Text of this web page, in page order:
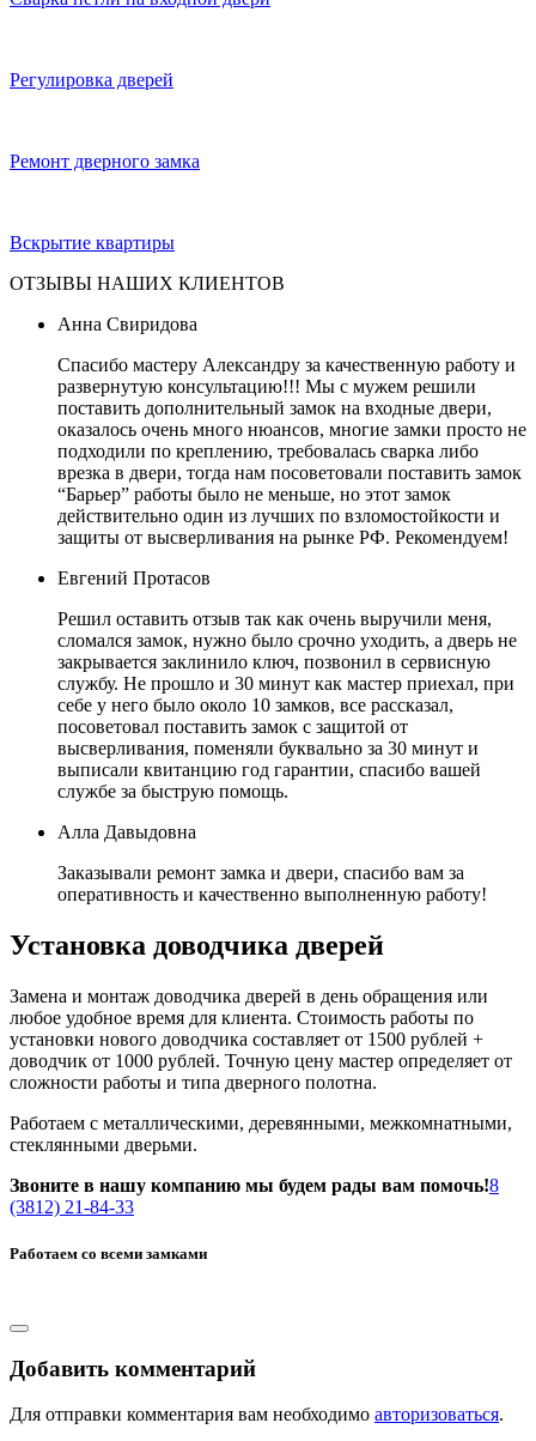
Регулировка дверей
Ремонт дверного замка
Вскрытие квартиры
ОТЗЫВЫ НАШИХ КЛИЕНТОВ
Анна Свиридова
Спасибо мастеру Александру за качественную работу и
развернутую консультацию!!! Мы с мужем решили
поставить дополнительный замок на входные двери,
оказалось очень много нюансов, многие замки просто не
подходили по креплению, требовалась сварка либо
врезка в двери, тогда нам посоветовали поставить замок
“Барьер” работы было не меньше, но этот замок
действительно один из лучших по взломостойкости и
защиты от высверливания на рынке РФ. Рекомендуем!
Евгений Протасов
Решил оставить отзыв так как очень выручили меня,
сломался замок, нужно было срочно уходить, а дверь не
закрывается заклинило ключ, позвонил в сервисную
службу. Не прошло и 30 минут как мастер приехал, при
себе у него было около 10 замков, все рассказал,
посоветовал поставить замок с защитой от
высверливания, поменяли буквально за 30 минут и
выписали квитанцию год гарантии, спасибо вашей
службе за быструю помощь.
Алла Давыдовна
Заказывали ремонт замка и двери, спасибо вам за
оперативность и качественно выполненную работу!
Установка доводчика дверей
Замена и монтаж доводчика дверей в день обращения или
любое удобное время для клиента. Стоимость работы по
установки нового доводчика составляет от 1500 рублей +
доводчик от 1000 рублей. Точную цену мастер определяет от
сложности работы и типа дверного полотна.
Работаем с металлическими, деревянными, межкомнатными,
стеклянными дверьми.
Звоните в нашу компанию мы будем рады вам помочь!8
(3812) 21-84-33
Работаем со всеми замками
Добавить комментарий
Для отправки комментария вам необходимо авторизоваться.